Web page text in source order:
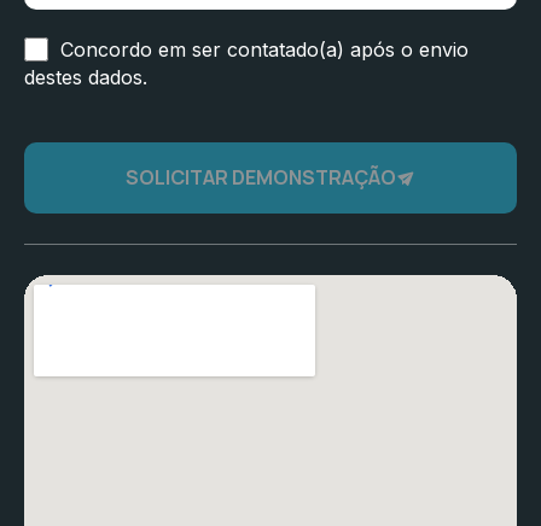
Concordo em ser contatado(a) após o envio
destes dados.
SOLICITAR DEMONSTRAÇÃO